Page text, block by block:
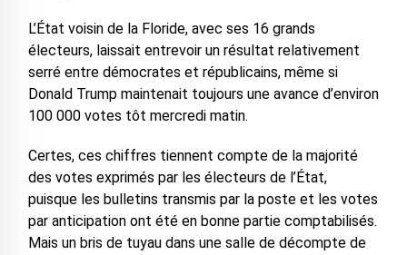
L’État voisin de la Floride, avec ses 16 grands
électeurs, laissait entrevoir un résultat relativement
serré entre démocrates et républicains, même si
Donald Trump maintenait toujours une avance d’environ
100 000 votes tôt mercredi matin.
Certes, ces chiffres tiennent compte de la majorité
des votes exprimés par les électeurs de l’État,
puisque les bulletins transmis par la poste et les votes
par anticipation ont été en bonne partie comptabilisés.
Mais un bris de tuyau dans une salle de décompte de